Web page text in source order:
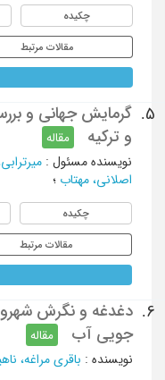
چکیده
مقالات مرتبط
5.
گرمایش جهانی و
و ترکیه
مقاله
نویسنده مسئول :
اصلانی، مهتاب؛
چکیده
مقالات مرتبط
6.
دغدغه و نگرش
جویی آب
مقاله
نویسنده: باقری مراغه،